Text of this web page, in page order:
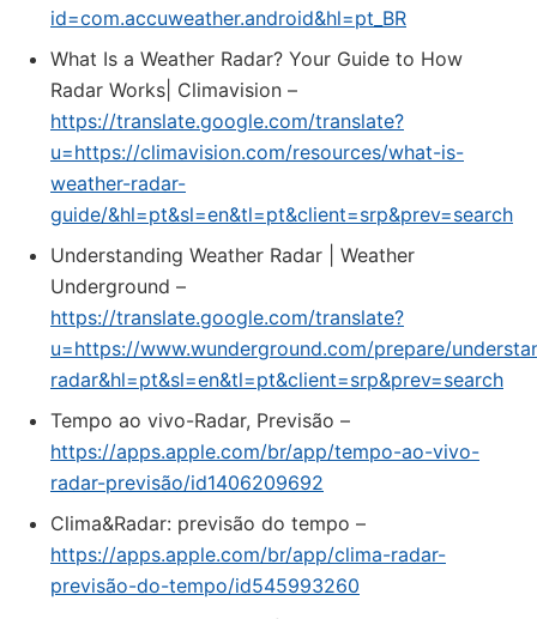
id=com.accuweather.android&hl=pt_BR
What Is a Weather Radar? Your Guide to How
Radar Works| Climavision –
https://translate.google.com/translate?
u=https://climavision.com/resources/what-is-
weather-radar-
guide/&hl=pt&sl=en&tl=pt&client=srp&prev=search
Understanding Weather Radar | Weather
Underground –
https://translate.google.com/translate?
u=https://www.wunderground.com/prepare/
radar&hl=pt&sl=en&tl=pt&client=srp&prev=search
‎Tempo ao vivo-Radar, Previsão –
https://apps.apple.com/br/app/tempo-ao-vivo-
radar-previsão/id1406209692
‎Clima&Radar: previsão do tempo –
https://apps.apple.com/br/app/clima-radar-
previsão-do-tempo/id545993260